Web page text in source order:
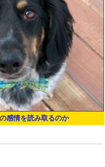
感情を読み取るのか